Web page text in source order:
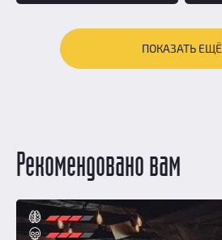
ПОКАЗАТЬ ЕЩЁ
Рекомендовано вам